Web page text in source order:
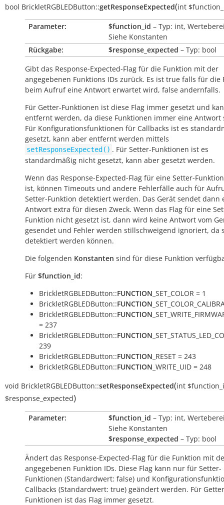
bool BrickletRGBLEDButton::getResponseExpected(int
Parameter: $function_id – Typ: int,
Siehe Konstanten
Rückgabe:
$response_expected – Typ: bool
Gibt das Response-Expected-Flag für die Funktion mit der
angegebenen Funktions IDs zurück. Es ist true falls für die
beim Aufruf eine Antwort erwartet wird, false andernfalls.
Für Getter-Funktionen ist diese Flag immer gesetzt und
entfernt werden, da diese Funktionen immer eine Antwort
Für Konfigurationsfunktionen für Callbacks ist es
gesetzt, kann aber entfernt werden mittels
setResponseExpected() . Für Setter-Funktionen ist es
standardmäßig nicht gesetzt, kann aber gesetzt werden.
Wenn das Response-Expected-Flag für eine Setter-
ist, können Timeouts und andere Fehlerfälle auch für
Setter-Funktion detektiert werden. Das Gerät sendet dann
Antwort extra für diesen Zweck. Wenn das Flag für eine
Funktion nicht gesetzt ist, dann wird keine Antwort vom
gesendet und Fehler werden stillschweigend ignoriert, da
detektiert werden können.
Die folgenden Konstanten sind für diese Funktion
Für $function_id:
BrickletRGBLEDButton::FUNCTION _SET_COLOR = 1
BrickletRGBLEDButton::FUNCTION
BrickletRGBLEDButton::FUNCTION
= 237
BrickletRGBLEDButton::FUNCTION
239
BrickletRGBLEDButton::FUNCTION _RESET = 243
BrickletRGBLEDButton::FUNCTION _WRITE_UID = 248
void BrickletRGBLEDButton::setResponseExpected(int
$response_expected)
Parameter: $function_id – Typ: int,
Siehe Konstanten
$response_expected – Typ: bool
Ändert das Response-Expected-Flag für die Funktion mit
angegebenen Funktion IDs. Diese Flag kann nur für Setter-
Funktionen (Standardwert: false) und
Callbacks (Standardwert: true) geändert werden. Für
Funktionen ist das Flag immer gesetzt.